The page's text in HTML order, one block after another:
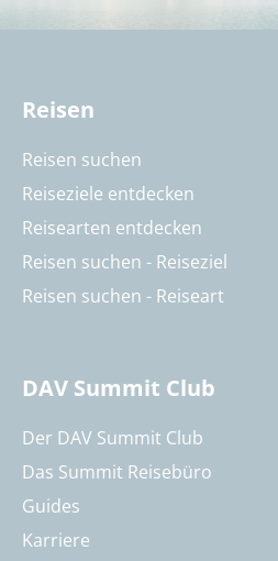
Reisen
Reisen suchen
Reiseziele entdecken
Reisearten entdecken
Reisen suchen - Reiseziel
Reisen suchen - Reiseart
DAV Summit Club
Der DAV Summit Club
Das Summit Reisebüro
Guides
Karriere